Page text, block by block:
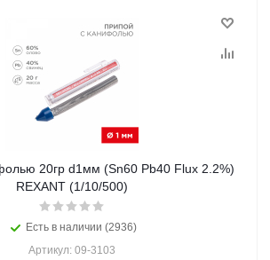
20гр d1мм (Sn60 Pb40 Flux 2.2%)
REXANT (1/10/500)
Есть в наличии (2936)
Артикул: 09-3103